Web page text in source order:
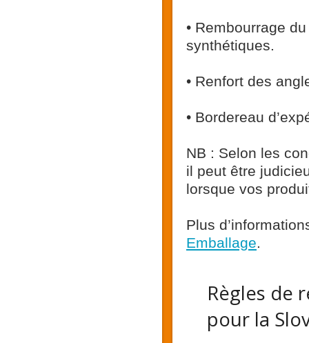
• Rembourrage
synthétiques.
• Renfort des
• Bordereau
NB : Selon les
il peut être
lorsque vos
Plus
Emballage.
Règles de
pour la